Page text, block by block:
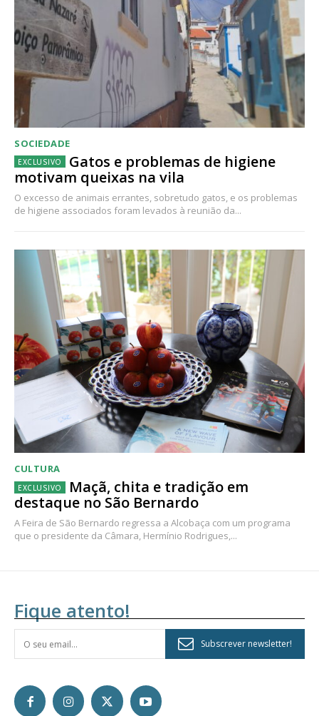
SOCIEDADE
Gatos e problemas de higiene
motivam queixas na vila
O excesso de animais errantes, sobretudo gatos, e os problemas
de higiene associados foram levados à reunião da...
CULTURA
Maçã, chita e tradição em
destaque no São Bernardo
A Feira de São Bernardo regressa a Alcobaça com um programa
que o presidente da Câmara, Hermínio Rodrigues,...
Fique atento!
Subscrever newsletter!